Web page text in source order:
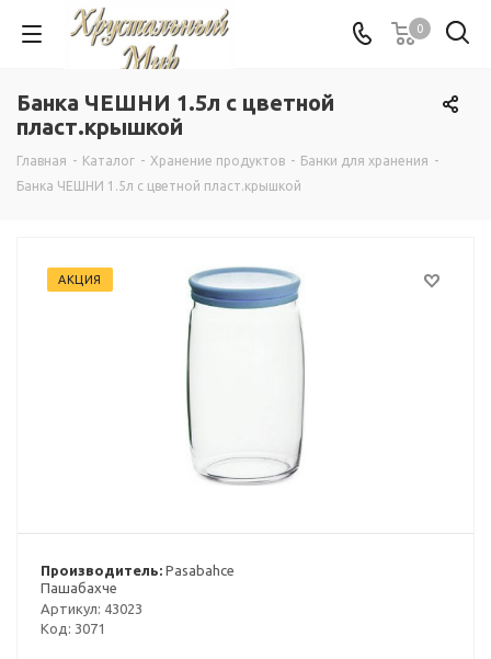
0
Банка ЧЕШНИ 1.5л с цветной
пласт.крышкой
Главная - Каталог - Хранение продуктов - Банки для хранения -
Банка ЧЕШНИ 1.5л с цветной пласт.крышкой
АКЦИЯ
Производитель: Pasabahce
Пашабахче
Артикул: 43023
Код: 3071